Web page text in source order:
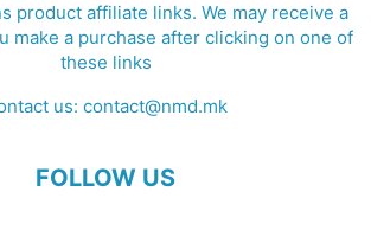
product affiliate links. We may receive a
make a purchase after clicking on one of
these links
us: contact@nmd.mk
FOLLOW US